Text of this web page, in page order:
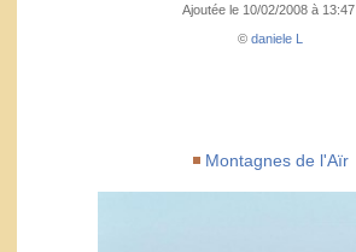
Ajoutée le 10/02/2008 à 13:47
© daniele L
Montagnes de l'Aïr